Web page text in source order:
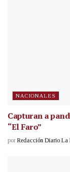
NACIONALES
Capturan a
“El Faro”
por Redacción Diario La